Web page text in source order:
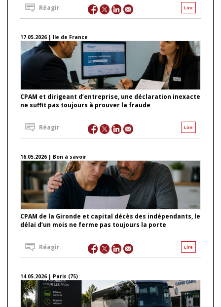
Lire
Réagir
17.05.2026 | Ile de France
CPAM et dirigeant d’entreprise, une déclaration inexacte
ne suffit pas toujours à prouver la fraude
Lire
Réagir
16.05.2026 | Bon à savoir
CPAM de la Gironde et capital décès des indépendants, le
délai d’un mois ne ferme pas toujours la porte
Lire
Réagir
14.05.2026 | Paris (75)